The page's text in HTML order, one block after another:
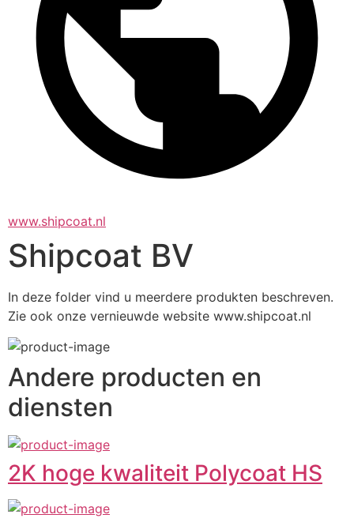
www.shipcoat.nl
Shipcoat BV
In deze folder vind u meerdere produkten beschreven.
Zie ook onze vernieuwde website www.shipcoat.nl
Andere producten en
diensten
2K hoge kwaliteit Polycoat HS